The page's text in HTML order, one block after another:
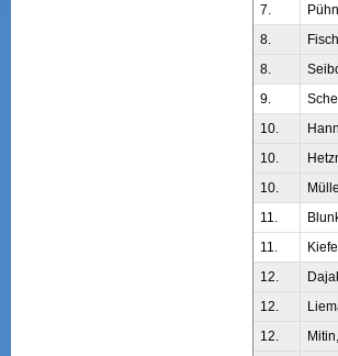
7.
8.
8.
9.
10.
10.
10.
11.
11.
12.
12.
12.